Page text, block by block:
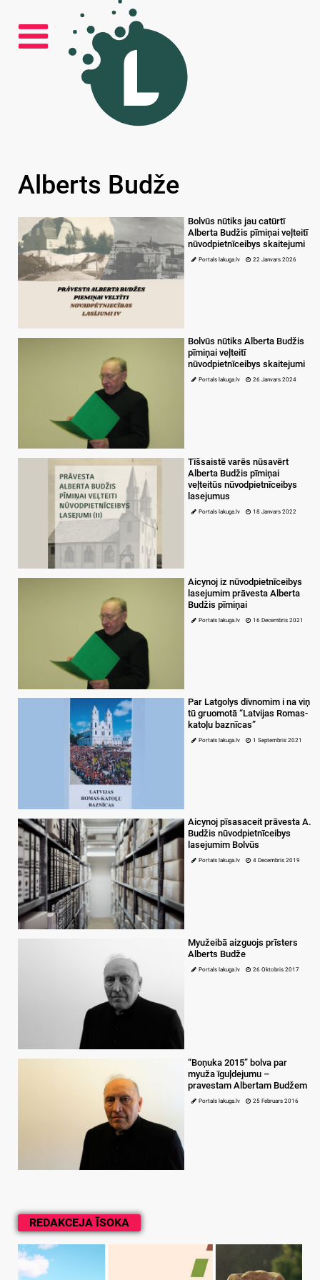
REDAKCEJA ĪSOKA
Alberts Budže
Bolvūs nūtiks jau catūrtī
Alberta Budžis pīmiņai veļteitī
nūvodpietnīceibys skaitejumi
Portals lakuga.lv 22 Janvars 2026
Bolvūs nūtiks Alberta Budžis
pīmiņai veļteitī
nūvodpietnīceibys skaitejumi
Portals lakuga.lv 26 Janvars 2024
Tīšsaistē varēs nūsavērt
Alberta Budžis pīmiņai
veļteitūs nūvodpietnīceibys
lasejumus
Portals lakuga.lv 18 Janvars 2022
Aicynoj iz nūvodpietnīceibys
lasejumim prāvesta Alberta
Budžis pīmiņai
Portals lakuga.lv 16 Decembris 2021
Par Latgolys dīvnomim i na viņ
tū gruomotā “Latvijas Romas-
katoļu baznīcas”
Portals lakuga.lv 1 Septembris 2021
Aicynoj pīsasaceit prāvesta A.
Budžis nūvodpietnīceibys
lasejumim Bolvūs
Portals lakuga.lv 4 Decembris 2019
Myužeibā aizguojs prīsters
Alberts Budže
Portals lakuga.lv 26 Oktobris 2017
“Boņuka 2015” bolva par
myuža īguļdejumu –
pravestam Albertam Budžem
Portals lakuga.lv 25 Februars 2016